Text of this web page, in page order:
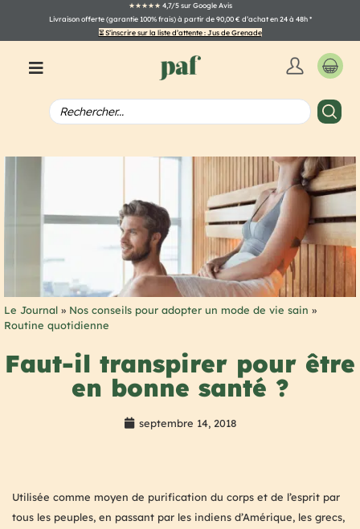
★★★★★ 4,7/5 sur Google Avis
Livraison offerte (garantie 100% frais) à partir de 90,00 € d’achat en 24 à 48h*
⏳ S’inscrire sur la liste d’attente : Jus de Grenade
Le Journal » Nos conseils pour adopter un mode de vie sain »
Routine quotidienne
Faut-il transpirer pour être
en bonne santé ?
septembre 14, 2018
Utilisée comme moyen de purification du corps et de l’esprit par
tous les peuples, en passant par les indiens d’Amérique, les grecs,